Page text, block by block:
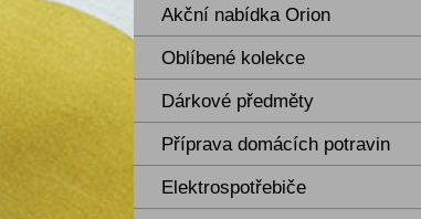
Akční nabídka Orion
Oblíbené kolekce
Dárkové předměty
Příprava domácích potravin
Elektrospotřebiče